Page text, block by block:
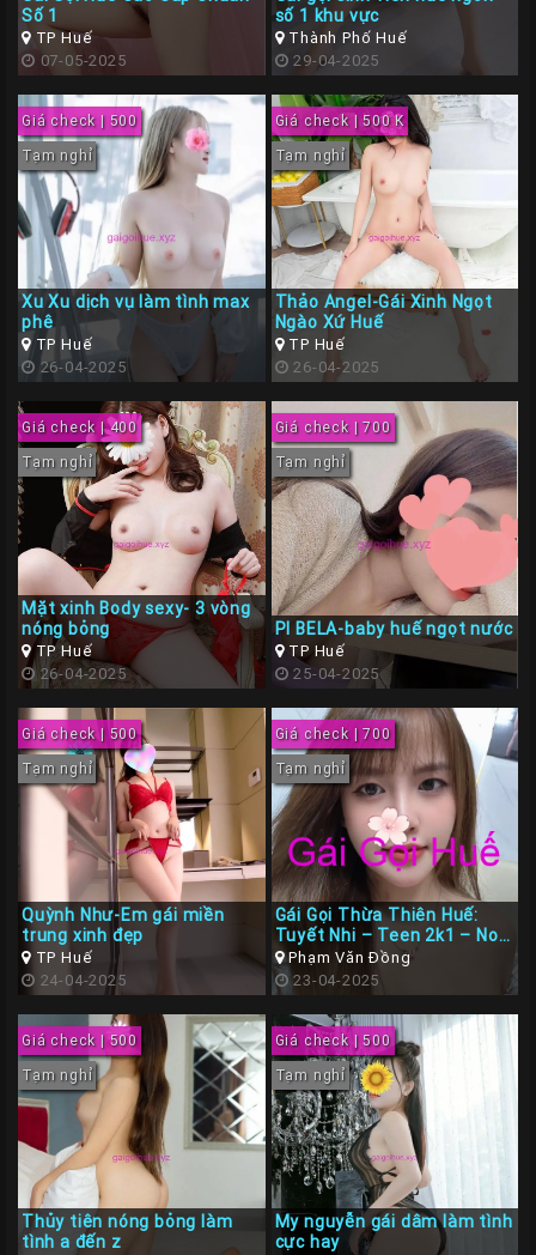
Số 1
TP Huế
07-05-2025
số 1 khu vực
Thành Phố Huế
29-04-2025
Giá check | 500
Tạm nghỉ
Xu Xu dịch vụ làm tình max
phê
TP Huế
26-04-2025
Giá check | 500 K
Tạm nghỉ
Thảo Angel-Gái Xinh Ngọt
Ngào Xứ Huế
TP Huế
26-04-2025
Giá check | 400
Tạm nghỉ
Mặt xinh Body sexy- 3 vòng
nóng bỏng
TP Huế
26-04-2025
Giá check | 700
Tạm nghỉ
PI BELA-baby huế ngọt nước
TP Huế
25-04-2025
Giá check | 500
Tạm nghỉ
Quỳnh Như-Em gái miền
trung xinh đẹp
TP Huế
24-04-2025
Giá check | 700
Tạm nghỉ
Gái Gọi Thừa Thiên Huế:
Tuyết Nhi – Teen 2k1 – Non
Tơ Siêu Ngon Tình Cảm
Phạm Văn Đồng
23-04-2025
Giá check | 500
Tạm nghỉ
Thủy tiên nóng bỏng làm
tình a đến z
Giá check | 500
Tạm nghỉ
My nguyễn gái dâm làm tình
cực hay